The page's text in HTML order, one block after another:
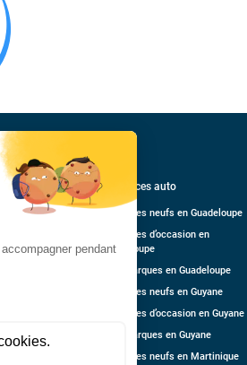
Annonces auto
Véhicules neufs en Guadeloupe
Véhicules d’occasion en
Guadeloupe
Nos marques en Guadeloupe
Véhicules neufs en Guyane
Véhicules d’occasion en Guyane
Nos marques en Guyane
Véhicules neufs en Martinique